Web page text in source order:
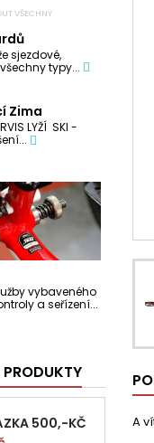
VŠECHNY
sjezdové,
typy...
Zima
LYŽÍ SKI -
vybaveného
a seřízení...
500,-KČ A